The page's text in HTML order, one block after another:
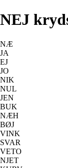
NEJ
NÆ
JA
EJ
JO
NIK
NUL
JEN
BUK
NÆH
BØJ
VINK
SVAR
VETO
NJET